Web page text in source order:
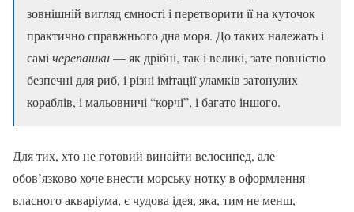
зовнішній вигляд ємності і перетворити її на куточок
практично справжнього дна моря. До таких належать і
самі черепашки— як дрібні, так і великі, зате повністю
безпечні для риб, і різні імітації уламків затонулих
кораблів, і мальовничі “корчі”, і багато іншого.
Для тих, хто не готовий винайти велосипед, але
обов’язково хоче внести морську нотку в оформлення
власного акваріума, є чудова ідея, яка, тим не менш,